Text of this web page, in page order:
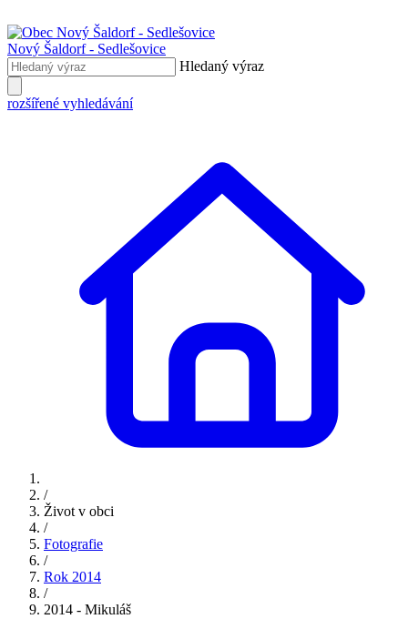
Nový Šaldorf - Sedlešovice
Hledaný výraz
rozšířené vyhledávání
/
Život v obci
/
Fotografie
/
Rok 2014
/
2014 - Mikuláš